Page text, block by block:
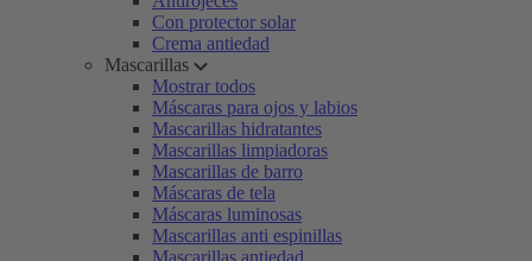
Con protector solar
Crema antiedad
Mascarillas
Mostrar todos
Máscaras para ojos y labios
Mascarillas hidratantes
Mascarillas limpiadoras
Mascarillas de barro
Máscaras de tela
Máscaras luminosas
Mascarillas anti espinillas
Mascarillas antiedad